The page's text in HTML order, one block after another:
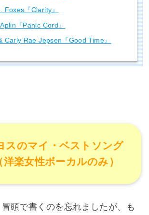
Foxes『Clarity』
『Panic Cord』
Carly Rae Jepsen『Good Time』
スのマイ・ベストソング
楽女性ボーカルのみ）
頭で書くのを忘れましたが、も